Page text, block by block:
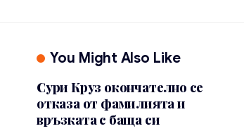
You Might Also Like
Сури Круз окончателно се
отказа от фамилията и
връзката с баща си